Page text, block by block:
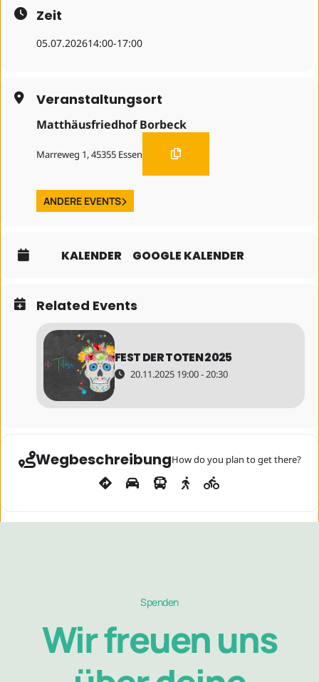
Infos und Anmeldung:
Gemeindebüro
Zeit
05.07.202614:00-17:00
Veranstaltungsort
Matthäusfriedhof Borbeck
Marreweg 1, 45355 Essen
ANDERE EVENTS
KALENDER GOOGLE KALENDER
Related Events
FEST DER TOTEN 2025
20.11.2025 19:00 - 20:30
WegbeschreibungHow do you plan to get there?
Wenn dir gefällt, was wir machen und du uns
unterstützen möchtest, freuen wir uns über eine
Spenden
Wir freuen uns